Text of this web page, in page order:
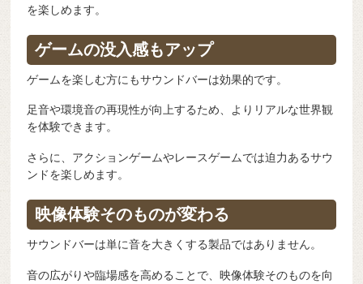
を楽しめます。
ゲームの没入感もアップ
ゲームを楽しむ方にもサウンドバーは効果的です。
足音や環境音の再現性が向上するため、よりリアルな世界観
を体験できます。
さらに、アクションゲームやレースゲームでは迫力あるサウ
ンドを楽しめます。
映像体験そのものが変わる
サウンドバーは単に音を大きくする製品ではありません。
音の広がりや臨場感を高めることで、映像体験そのものを向